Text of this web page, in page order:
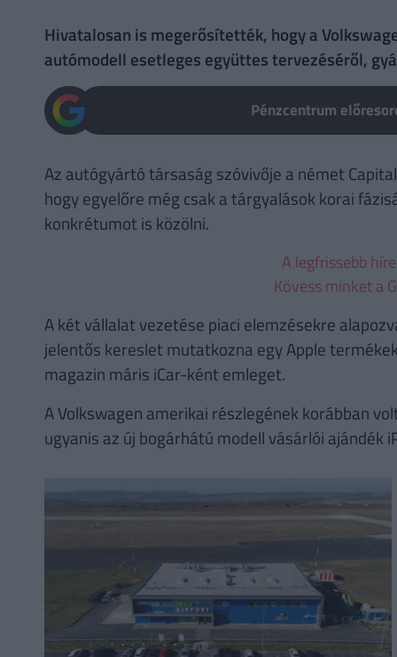
Hivatalosan is megerősítették, hogy a
autómodell esetleges együttes tervezéséről,
Pénzcentrum
Az autógyártó társaság szóvivője a német
hogy egyelőre még csak a tárgyalások korai
konkrétumot is közölni.
A legfrissebb
Kövess minket a
A két vállalat vezetése piaci elemzésekre
jelentős kereslet mutatkozna egy Apple
magazin máris iCar-ként emleget.
A Volkswagen amerikai részlegének korábban
ugyanis az új bogárhátú modell vásárlói